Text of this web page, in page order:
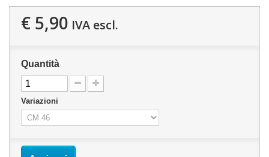
€ 5,90 IVA escl.
Quantità
Variazioni